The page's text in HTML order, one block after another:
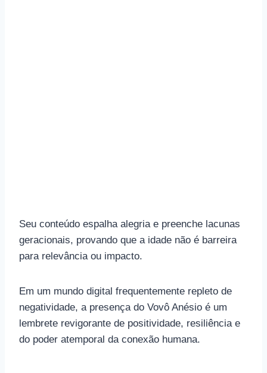
Seu conteúdo espalha alegria e preenche lacunas
geracionais, provando que a idade não é barreira
para relevância ou impacto.
Em um mundo digital frequentemente repleto de
negatividade, a presença do Vovô Anésio é um
lembrete revigorante de positividade, resiliência e
do poder atemporal da conexão humana.